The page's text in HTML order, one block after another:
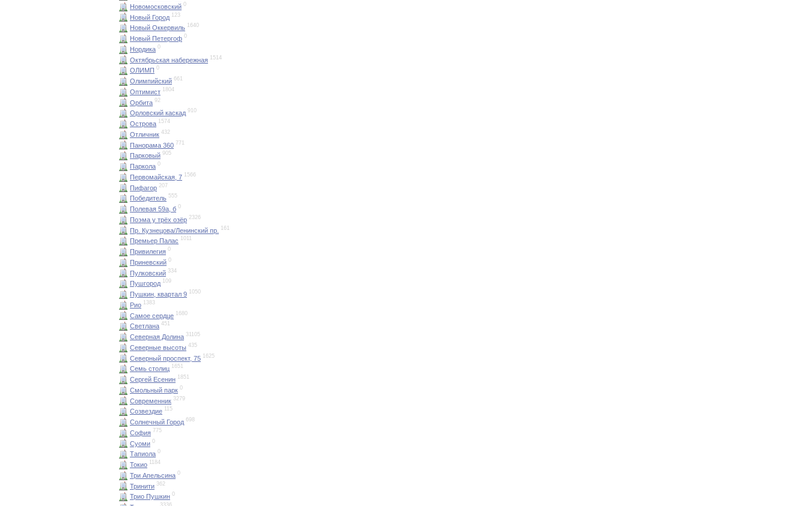
Новомосковский 0
Новый Город 123
Новый Оккервиль 1640
Новый Петергоф 0
Нордика 0
Октябрьская набережная 1514
ОЛИМП 0
Олимпийский 661
Оптимист 1804
Орбита 92
Орловский каскад 910
Острова 1574
Отличник 432
Панорама 360 771
Парковый 905
Паркола 0
Первомайская, 7 1566
Пифагор 207
Победитель 555
Полевая 59а, б 0
Поэма у трёх озёр 2326
Пр. Кузнецова/Ленинский пр. 161
Премьер Палас 1011
Привилегия 0
Приневский 0
Пулковский 334
Пушгород 109
Пушкин, квартал 9 1050
Рио 1383
Самое сердце 1680
Светлана 451
Северная Долина 31105
Северные высоты 435
Северный проспект, 75 1625
Семь столиц 1651
Сергей Есенин 1851
Смольный парк 0
Современник 3279
Созвездие 115
Солнечный Город 698
София 775
Суоми 0
Тапиола 0
Токио 1184
Три Апельсина 0
Тринити 362
Трио Пушкин 0
3336